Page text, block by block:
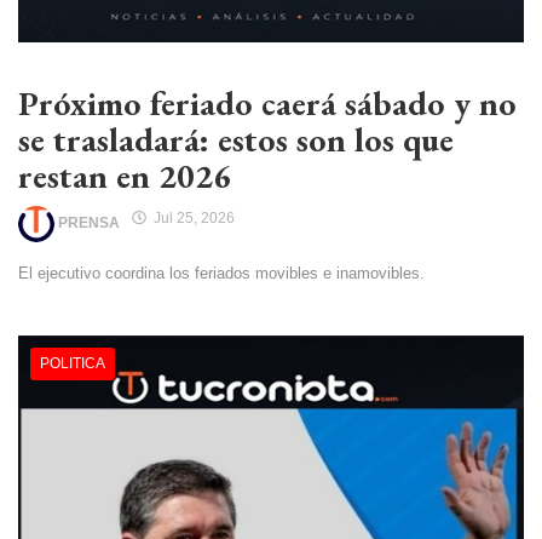
Próximo feriado caerá sábado y no
se trasladará: estos son los que
restan en 2026
PRENSA Jul 25, 2026
El ejecutivo coordina los feriados movibles e inamovibles.
POLITICA